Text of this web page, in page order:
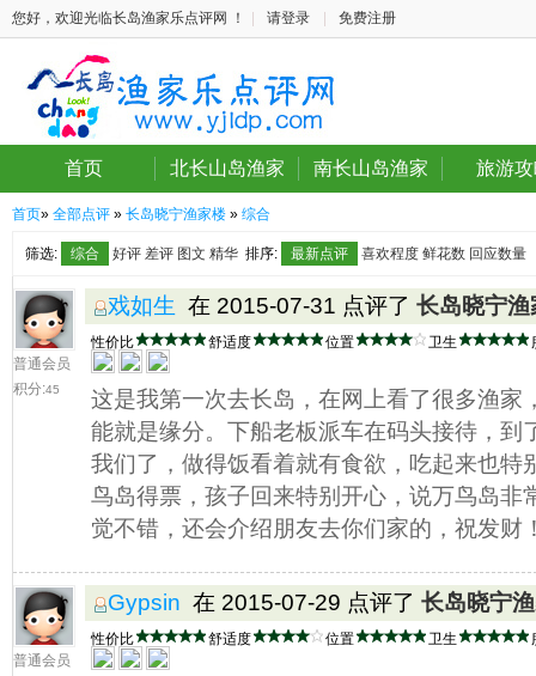
您好，欢迎光临长岛渔家乐点评网 ！ 请登录 免费注册
首页 北长山岛渔家 南长山岛渔家 旅游
首页» 全部点评 » 长岛晓宁渔家楼 » 综合
筛选: 综合 好评 差评 图文 精华 排序: 最新点评 喜欢程度 鲜花数 回应数量
普通会员
积分:45
戏如生 在 2015-07-31 点评了 长岛晓宁渔
性价比 舒适度 位置 卫生
这是我第一次去长岛，在网上看了很多渔家
能就是缘分。下船老板派车在码头接待，到
我们了，做得饭看着就有食欲，吃起来也特
鸟岛得票，孩子回来特别开心，说万鸟岛非
觉不错，还会介绍朋友去你们家的，祝发财
普通会员
Gypsin 在 2015-07-29 点评了 长岛晓宁
性价比 舒适度 位置 卫生